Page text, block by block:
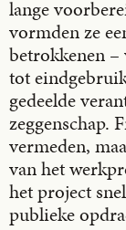
lange
vormden ze
betrokkenen –
tot
gedeelde
zeggenschap.
vermeden,
van het
het project
publieke